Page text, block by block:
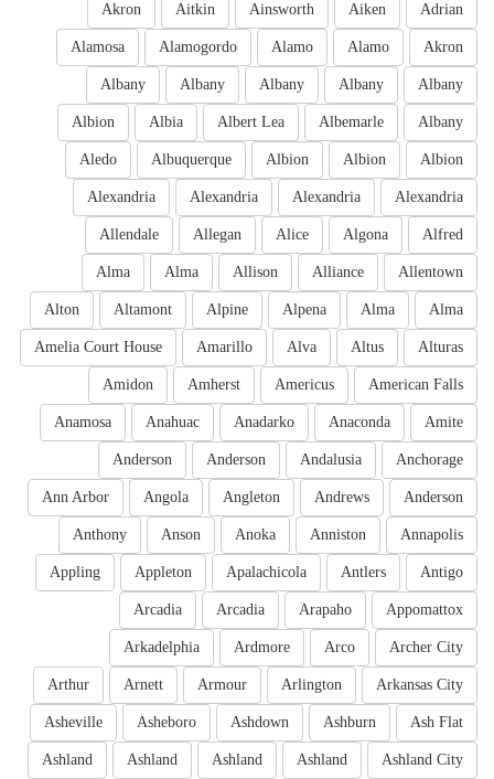
Adrian
Aiken
Ainsworth
Aitkin
Akron
Akron
Alamo
Alamo
Alamogordo
Alamosa
Albany
Albany
Albany
Albany
Albany
Albany
Albemarle
Albert Lea
Albia
Albion
Albion
Albion
Albion
Albuquerque
Aledo
Alexandria
Alexandria
Alexandria
Alexandria
Alfred
Algona
Alice
Allegan
Allendale
Allentown
Alliance
Allison
Alma
Alma
Alma
Alma
Alpena
Alpine
Altamont
Alton
Alturas
Altus
Alva
Amarillo
Amelia Court House
American Falls
Americus
Amherst
Amidon
Amite
Anaconda
Anadarko
Anahuac
Anamosa
Anchorage
Andalusia
Anderson
Anderson
Anderson
Andrews
Angleton
Angola
Ann Arbor
Annapolis
Anniston
Anoka
Anson
Anthony
Antigo
Antlers
Apalachicola
Appleton
Appling
Appomattox
Arapaho
Arcadia
Arcadia
Archer City
Arco
Ardmore
Arkadelphia
Arkansas City
Arlington
Armour
Arnett
Arthur
Ash Flat
Ashburn
Ashdown
Asheboro
Asheville
Ashland City
Ashland
Ashland
Ashland
Ashland